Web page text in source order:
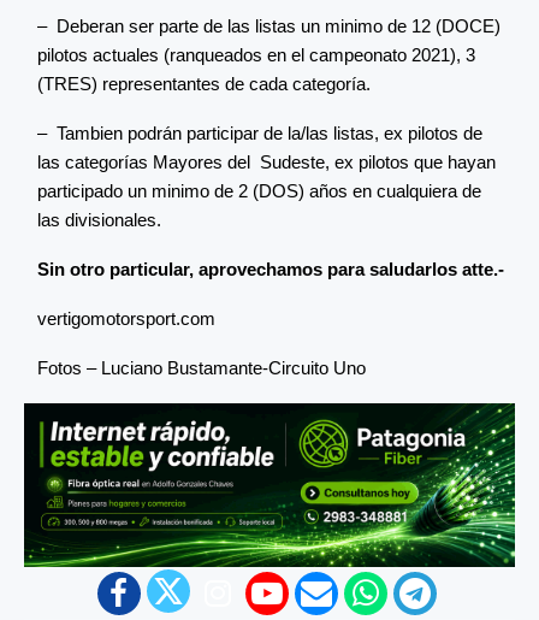
– Deberan ser parte de las listas un minimo de 12 (DOCE)
pilotos actuales (ranqueados en el campeonato 2021), 3
(TRES) representantes de cada categoría.
– Tambien podrán participar de la/las listas, ex pilotos de
las categorías Mayores del Sudeste, ex pilotos que hayan
participado un minimo de 2 (DOS) años en cualquiera de
las divisionales.
Sin otro particular, aprovechamos para saludarlos atte.-
vertigomotorsport.com
Fotos – Luciano Bustamante-Circuito Uno